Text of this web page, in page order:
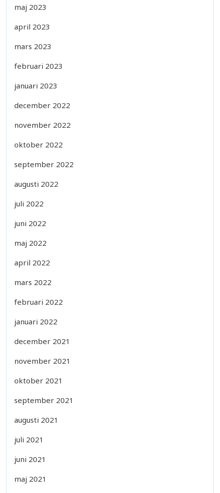
maj 2023
april 2023
mars 2023
februari 2023
januari 2023
december 2022
november 2022
oktober 2022
september 2022
augusti 2022
juli 2022
juni 2022
maj 2022
april 2022
mars 2022
februari 2022
januari 2022
december 2021
november 2021
oktober 2021
september 2021
augusti 2021
juli 2021
juni 2021
maj 2021